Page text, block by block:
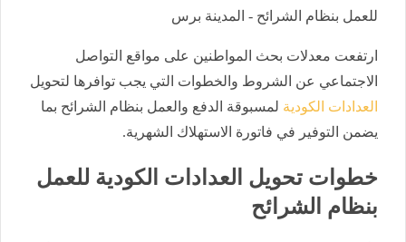
للعمل بنظام الشرائح - المدينة برس
ارتفعت معدلات بحث المواطنين على مواقع التواصل
الاجتماعي عن الشروط والخطوات التي يجب توافرها لتحويل
العدادات الكودية لمسبوقة الدفع والعمل بنظام الشرائح بما
يضمن التوفير في فاتورة الاستهلاك الشهرية.
خطوات تحويل العدادات الكودية للعمل
بنظام الشرائح